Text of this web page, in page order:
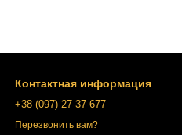
Контактная информация
+38 (097)-27-37-677
Перезвонить вам?